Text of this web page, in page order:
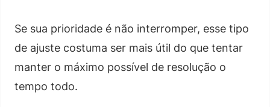
Se sua prioridade é não interromper, esse tipo
de ajuste costuma ser mais útil do que tentar
manter o máximo possível de resolução o
tempo todo.